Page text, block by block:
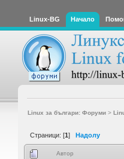
Linux-BG Начало
Linux за българи: Форуми>
Страници: [1] Надолу
Автор